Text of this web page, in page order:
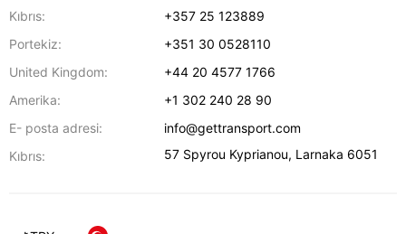
Kıbrıs:
+357 25 123889
Portekiz:
+351 30 0528110
United Kingdom:
+44 20 4577 1766
Amerika:
+1 302 240 28 90
E- posta adresi:
info@gettransport.com
Kıbrıs:
57 Spyrou Kyprianou, Larnaka 6051